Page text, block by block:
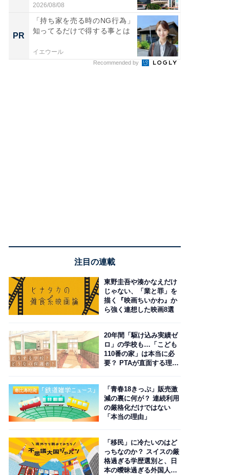
ス...
2026/08/08
PR
「持ち家を売る時のNG行為」
知ってるだけで得する事とは
イエウール
Recommended by
注目の連載
東野圭吾や湊かなえだけ
じゃない、「業と罪」を
描く『映画ちいかわ』か
ら強く連想した映画8選
20年間「駆け込み実績ゼ
ロ」の学校も…「こども
110番の家」は本当に必
要？ PTAが直面する理想
「青春18きっぷ」販売激
減の裏に何が？ 連続利用
の厳格化だけではない
「本当の理由」
「移民」に冷たいのはど
っちなのか？ スイスの厳
格過ぎる学歴選別と、日
本の曖昧過ぎる外国人政